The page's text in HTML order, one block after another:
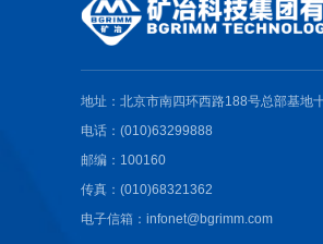
地址：北京市南四环西路188号总部基地
电话：(010)63299888
邮编：100160
传真：(010)68321362
电子信箱：infonet@bgrimm.com